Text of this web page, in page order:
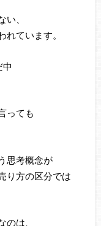
、
ています。
中
っても
思考概念が
り方の区分では
は、